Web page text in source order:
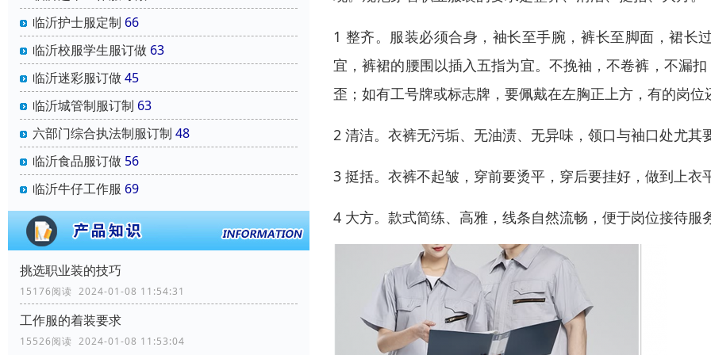
临沂护士服定制 66
临沂校服学生服订做 63
临沂迷彩服订做45
临沂城管制服订制 63
六部门综合执法制服订制 48
临沂食品服订做 56
临沂牛仔工作服 69
挑选职业装的技巧
15176阅读 2024-01-08 11:54:31
工作服的着装要求
15526阅读 2024-01-08 11:53:04
1 整齐。服装必须合身，袖长至手腕，裤长至脚面，裙长
宜，裤裙的腰围以插入五指为宜。不挽袖，不卷裤，不漏
歪；如有工号牌或标志牌，要佩戴在左胸正上方，有的岗
2 清洁。衣裤无污垢、无油渍、无异味，领口与袖口处尤其
3 挺括。衣裤不起皱，穿前要烫平，穿后要挂好，做到上衣
4 大方。款式简练、高雅，线条自然流畅，便于岗位接待服